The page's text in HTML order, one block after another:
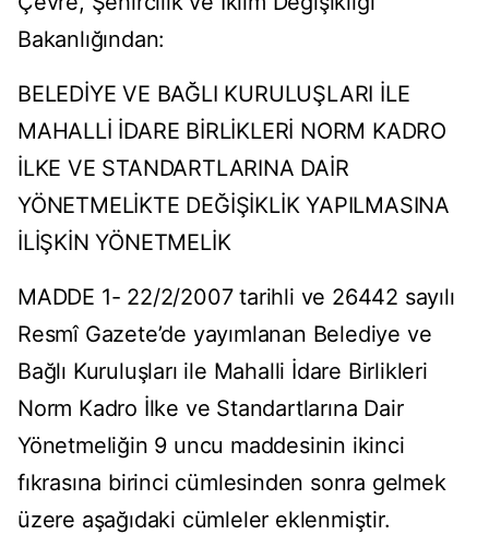
Bakanlığından:
BELEDİYE VE BAĞLI KURULUŞLARI İLE
MAHALLİ İDARE BİRLİKLERİ NORM KADRO
İLKE VE STANDARTLARINA DAİR
YÖNETMELİKTE DEĞİŞİKLİK YAPILMASINA
İLİŞKİN YÖNETMELİK
MADDE 1- 22/2/2007 tarihli ve 26442 sayılı
Resmî Gazete’de yayımlanan Belediye ve
Bağlı Kuruluşları ile Mahalli İdare Birlikleri
Norm Kadro İlke ve Standartlarına Dair
Yönetmeliğin 9 uncu maddesinin ikinci
fıkrasına birinci cümlesinden sonra gelmek
üzere aşağıdaki cümleler eklenmiştir.